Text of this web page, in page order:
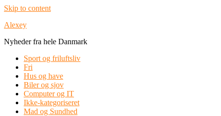
Skip to content
Alexey
Nyheder fra hele Danmark
Sport og friluftsliv
Fri
Hus og have
Biler og sjov
Computer og IT
Ikke-kategoriseret
Mad og Sundhed